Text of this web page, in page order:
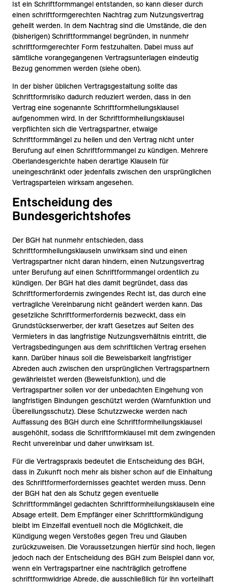
Ist ein Schriftformmangel entstanden, so kann dieser durch
einen schriftformgerechten Nachtrag zum Nutzungsvertrag
geheilt werden. In dem Nachtrag sind die Umstände, die den
(bisherigen) Schriftformmangel begründen, in nunmehr
schriftformgerechter Form festzuhalten. Dabei muss auf
sämtliche vorangegangenen Vertragsunterlagen eindeutig
Bezug genommen werden (siehe oben).
In der bisher üblichen Vertragsgestaltung sollte das
Schriftformrisiko dadurch reduziert werden, dass in den
Vertrag eine sogenannte Schriftformheilungsklausel
aufgenommen wird. In der Schriftformheilungsklausel
verpflichten sich die Vertragspartner, etwaige
Schriftformmängel zu heilen und den Vertrag nicht unter
Berufung auf einen Schriftformmangel zu kündigen. Mehrere
Oberlandesgerichte haben derartige Klauseln für
uneingeschränkt oder jedenfalls zwischen den ursprünglichen
Vertragsparteien wirksam angesehen.
Entscheidung des
Bundesgerichtshofes
Der BGH hat nunmehr entschieden, dass
Schriftformheilungsklauseln unwirksam sind und einen
Vertragspartner nicht daran hindern, einen Nutzungsvertrag
unter Berufung auf einen Schriftformmangel ordentlich zu
kündigen. Der BGH hat dies damit begründet, dass das
Schriftformerfordernis zwingendes Recht ist, das durch eine
vertragliche Vereinbarung nicht geändert werden kann. Das
gesetzliche Schriftformerfordernis bezweckt, dass ein
Grundstückserwerber, der kraft Gesetzes auf Seiten des
Vermieters in das langfristige Nutzungsverhältnis eintritt, die
Vertragsbedingungen aus dem schriftlichen Vertrag ersehen
kann. Darüber hinaus soll die Beweisbarkeit langfristiger
Abreden auch zwischen den ursprünglichen Vertragspartnern
gewährleistet werden (Beweisfunktion), und die
Vertragspartner sollen vor der unbedachten Eingehung von
langfristigen Bindungen geschützt werden (Warnfunktion und
Übereilungsschutz). Diese Schutzzwecke werden nach
Auffassung des BGH durch eine Schriftformheilungsklausel
ausgehöhlt, sodass die Schriftformklausel mit dem zwingenden
Recht unvereinbar und daher unwirksam ist.
Für die Vertragspraxis bedeutet die Entscheidung des BGH,
dass in Zukunft noch mehr als bisher schon auf die Einhaltung
des Schriftformerfordernisses geachtet werden muss. Denn
der BGH hat den als Schutz gegen eventuelle
Schriftformmängel gedachten Schriftformheilungsklauseln eine
Absage erteilt. Dem Empfänger einer Schriftformkündigung
bleibt im Einzelfall eventuell noch die Möglichkeit, die
Kündigung wegen Verstoßes gegen Treu und Glauben
zurückzuweisen. Die Voraussetzungen hierfür sind hoch, liegen
jedoch nach der Entscheidung des BGH zum Beispiel dann vor,
wenn ein Vertragspartner eine nachträglich getroffene
schriftformwidrige Abrede, die ausschließlich für ihn vorteilhaft